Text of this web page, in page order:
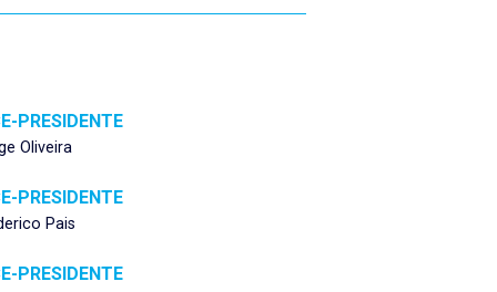
PRESIDENTE
Oliveira
PRESIDENTE
Pais
PRESIDENTE